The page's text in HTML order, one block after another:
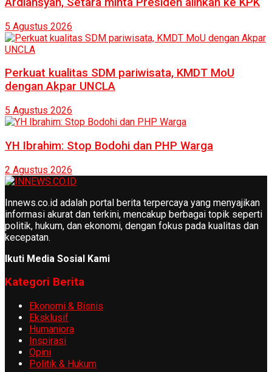
5 Agustus 2026
Perkuat kualitas SDM pariwisata, KMDT MoU
dengan Akpar UNCLA
5 Agustus 2026
YH Ibrahim: Stop Bodohi dan PHP Warga
2 Agustus 2026
Innews.co.id adalah portal berita terpercaya yang menyajikan
informasi akurat dan terkini, mencakup berbagai topik seperti
politik, hukum, dan ekonomi, dengan fokus pada kualitas dan
kecepatan.
Ikuti Media Sosial Kami
Kategori Berita
Ekonomi & Bisnis
Eksklusif
Humaniora
Inspirasi
Opini
Politik & Hukum